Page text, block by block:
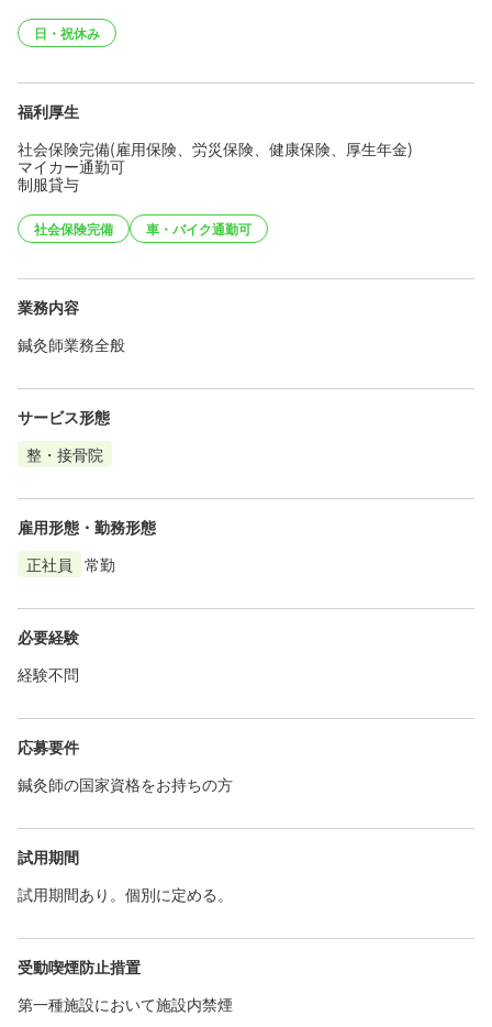
日・祝休み
福利厚生
社会保険完備(雇用保険、労災保険、健康保険、厚生年金)
マイカー通勤可
制服貸与
社会保険完備 車・バイク通勤可
業務内容
鍼灸師業務全般
サービス形態
整・接骨院
雇用形態・勤務形態
正社員
常勤
必要経験
経験不問
応募要件
鍼灸師の国家資格をお持ちの方
試用期間
試用期間あり。個別に定める。
受動喫煙防止措置
第一種施設において施設内禁煙